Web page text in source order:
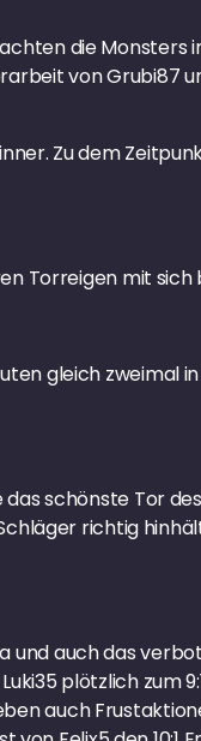
die Monsters
von Grubi87
Zu dem
Torreigen mit sich
gleich zweimal
schönste Tor
richtig
und auch das
plötzlich zum
auch